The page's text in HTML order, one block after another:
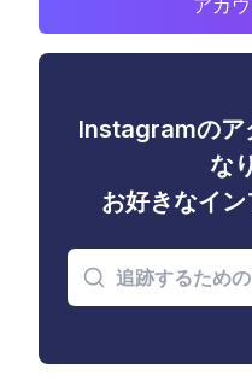
アカ
Instagramのア
な
お好きなイ